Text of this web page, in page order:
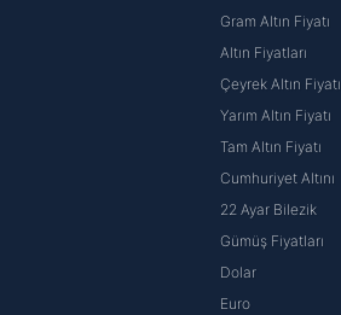
Gram Altın Fiyatı
Altın Fiyatları
Çeyrek Altın Fiyatı
Yarım Altın Fiyatı
Tam Altın Fiyatı
Cumhuriyet Altını
22 Ayar Bilezik
Gümüş Fiyatları
Dolar
Euro